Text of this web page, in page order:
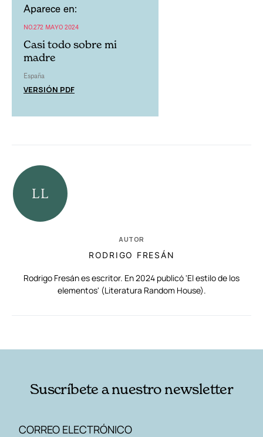
Aparece en:
NO.272 MAYO 2024
Casi todo sobre mi
madre
España
VERSIÓN PDF
AUTOR
RODRIGO FRESÁN
Rodrigo Fresán es escritor. En 2024 publicó 'El estilo de los
elementos' (Literatura Random House).
Suscríbete a nuestro newsletter